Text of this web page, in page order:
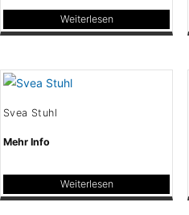
Weiterlesen
Svea Stuhl
Mehr Info
Weiterlesen